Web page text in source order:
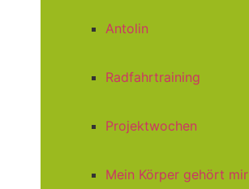
Antolin
Radfahrtraining
Projektwochen
Mein Körper gehört mir